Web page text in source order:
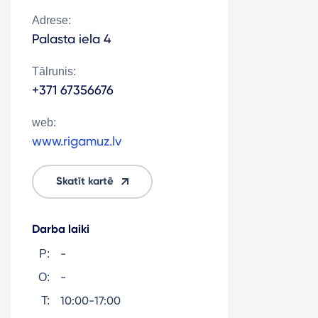
Adrese:
Palasta iela 4
Tālrunis:
+371 67356676
web:
www.rigamuz.lv
Skatīt kartē
Darba laiki
P: -
O: -
T:
10:00-17:00